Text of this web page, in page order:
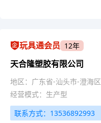
玩具通会员 12年
天合隆塑胶有限公司
地区：广东省-汕头市-澄海区
经营模式：生产型
联系方式：13536892993